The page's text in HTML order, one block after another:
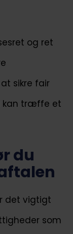
og ret
sikre fair
kan træffe et
du
det vigtigt
som